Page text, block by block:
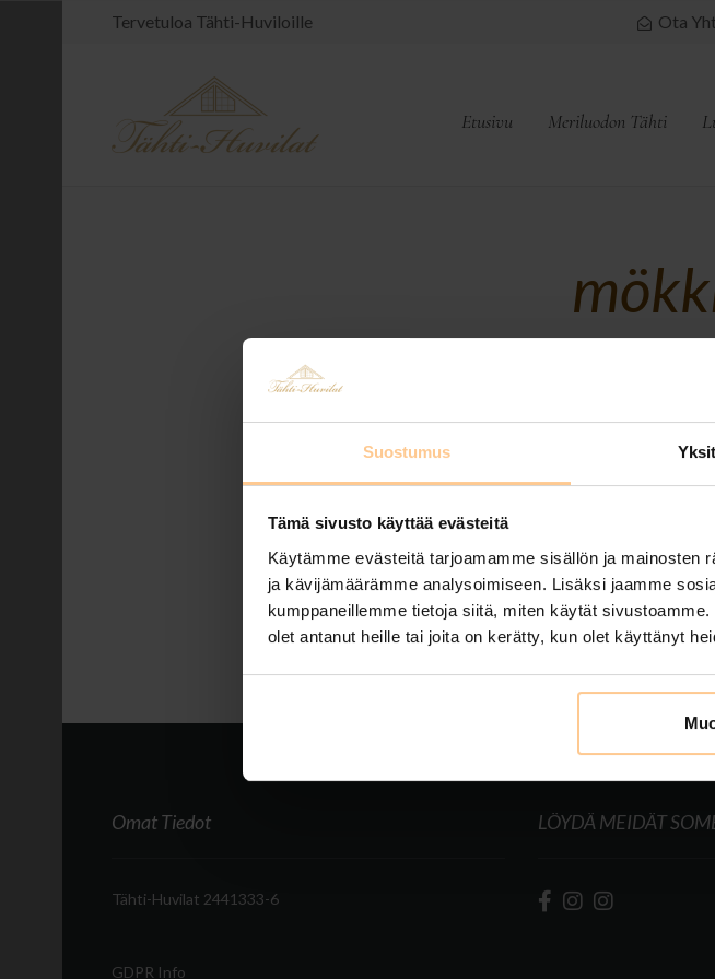
Suostumus
Tämä sivusto käyttää evästeitä
Käytämme evästeitä tarjoamamme sisällön ja mainosten
ja kävijämäärämme analysoimiseen. Lisäksi jaamme
kumppaneillemme tietoja siitä, miten käytät
olet antanut heille tai joita on kerätty, kun olet käyttänyt
Tervetuloa Tähti-Huviloille Ota
Etusivu Meriluodon Tähti
Omat Tiedot
Tähti-Huvilat 2441333-6
GDPR Info
LÖYDÄ MEIDÄT